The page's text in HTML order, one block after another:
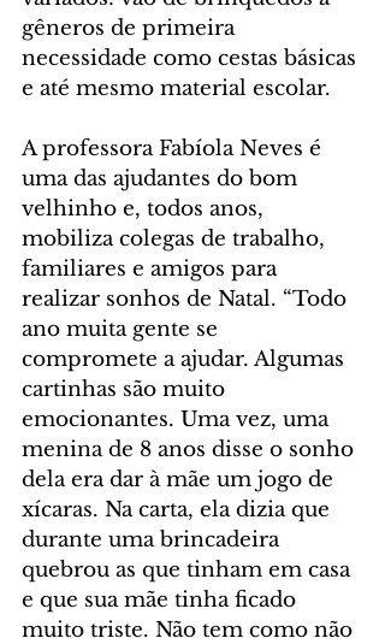
gêneros de primeira
necessidade como cestas básicas
e até mesmo material escolar.
A professora Fabíola Neves é
uma das ajudantes do bom
velhinho e, todos anos,
mobiliza colegas de trabalho,
familiares e amigos para
realizar sonhos de Natal. “Todo
ano muita gente se
compromete a ajudar. Algumas
cartinhas são muito
emocionantes. Uma vez, uma
menina de 8 anos disse o sonho
dela era dar à mãe um jogo de
xícaras. Na carta, ela dizia que
durante uma brincadeira
quebrou as que tinham em casa
e que sua mãe tinha ficado
muito triste. Não tem como não